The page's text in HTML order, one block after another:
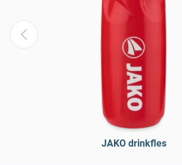
JAKO drinkfles